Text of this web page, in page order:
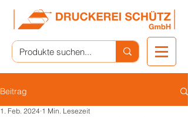
Beitrag
1. Feb. 2024 1 Min. Lesezeit